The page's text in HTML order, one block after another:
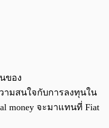
ของ
ามสนใจกับการลงทุนใน
money จะมาแทนที่ Fiat